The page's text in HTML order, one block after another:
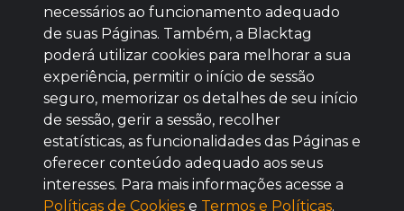
Baixe agora nosso app
necessários ao funcionamento adequado
de suas Páginas. Também, a Blacktag
poderá utilizar cookies para melhorar a sua
experiência, permitir o início de sessão
seguro, memorizar os detalhes de seu início
de sessão, gerir a sessão, recolher
estatísticas, as funcionalidades das Páginas e
oferecer conteúdo adequado aos seus
interesses. Para mais informações acesse a
Políticas de Cookies e Termos e Políticas.